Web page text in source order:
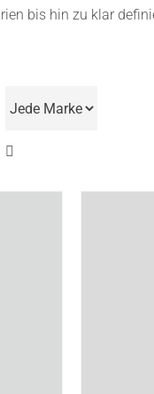
bis hin zu klar
